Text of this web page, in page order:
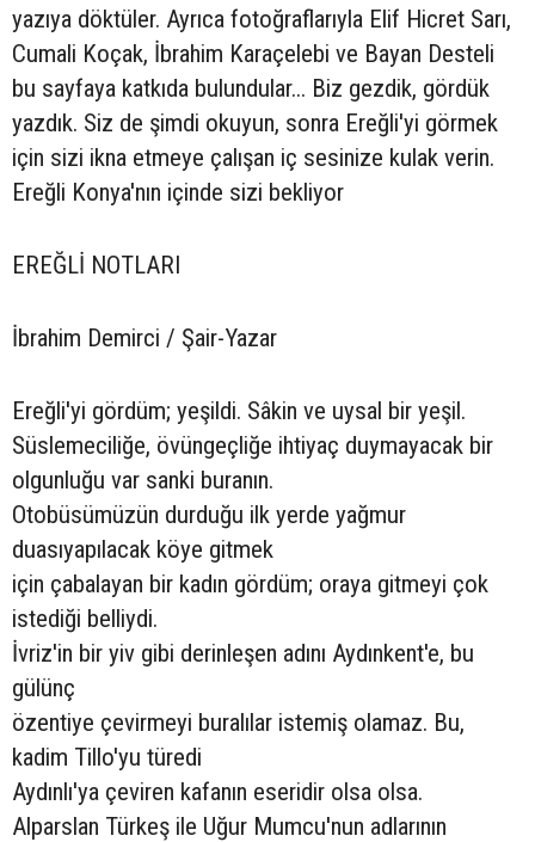
yazıya döktüler. Ayrıca fotoğraflarıyla Elif Hicret Sarı,
Cumali Koçak, İbrahim Karaçelebi ve Bayan Desteli
bu sayfaya katkıda bulundular... Biz gezdik, gördük
yazdık. Siz de şimdi okuyun, sonra Ereğli'yi görmek
için sizi ikna etmeye çalışan iç sesinize kulak verin.
Ereğli Konya'nın içinde sizi bekliyor
EREĞLİ NOTLARI
İbrahim Demirci / Şair-Yazar
Ereğli'yi gördüm; yeşildi. Sâkin ve uysal bir yeşil.
Süslemeciliğe, övüngeçliğe ihtiyaç duymayacak bir
olgunluğu var sanki buranın.
Otobüsümüzün durduğu ilk yerde yağmur
duasıyapılacak köye gitmek
için çabalayan bir kadın gördüm; oraya gitmeyi çok
istediği belliydi.
İvriz'in bir yiv gibi derinleşen adını Aydınkent'e, bu
gülünç
özentiye çevirmeyi buralılar istemiş olamaz. Bu,
kadim Tillo'yu türedi
Aydınlı'ya çeviren kafanın eseridir olsa olsa.
Alparslan Türkeş ile Uğur Mumcu'nun adlarının